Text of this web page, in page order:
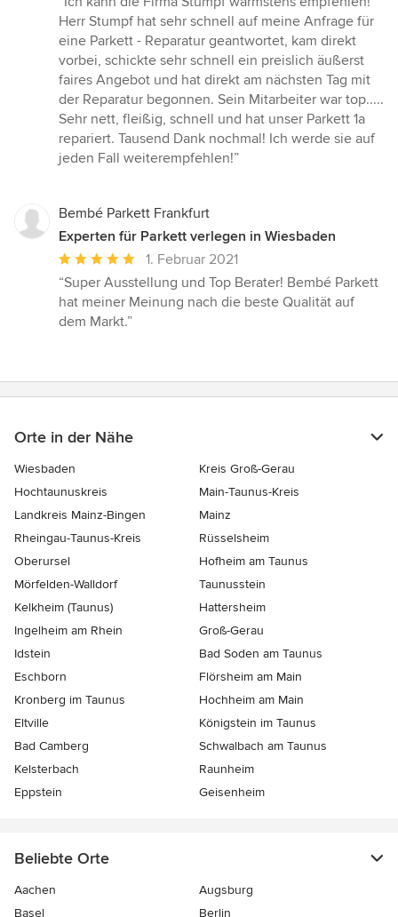
5
von
5
Sternen
Herr Stumpf hat sehr schnell auf meine Anfrage für
eine Parkett - Reparatur geantwortet, kam direkt
vorbei, schickte sehr schnell ein preislich äußerst
faires Angebot und hat direkt am nächsten Tag mit
der Reparatur begonnen. Sein Mitarbeiter war top.....
Sehr nett, fleißig, schnell und hat unser Parkett 1a
repariert. Tausend Dank nochmal! Ich werde sie auf
jeden Fall weiterempfehlen!”
Bembé Parkett Frankfurt
Experten für Parkett verlegen in Wiesbaden
Durchschnittliche
Bewertung:
5
von
1. Februar 2021
“Super Ausstellung und Top Berater! Bembé Parkett
hat meiner Meinung nach die beste Qualität auf
dem Markt.”
Orte in der Nähe
Wiesbaden
Kreis Groß-Gerau
Hochtaunuskreis
Main-Taunus-Kreis
Landkreis Mainz-Bingen
Mainz
Rheingau-Taunus-Kreis
Rüsselsheim
Oberursel
Hofheim am Taunus
Mörfelden-Walldorf
Taunusstein
Kelkheim (Taunus)
Hattersheim
Ingelheim am Rhein
Groß-Gerau
Idstein
Bad Soden am Taunus
Eschborn
Flörsheim am Main
Kronberg im Taunus
Hochheim am Main
Eltville
Königstein im Taunus
Bad Camberg
Schwalbach am Taunus
Kelsterbach
Raunheim
Eppstein
Geisenheim
Beliebte Orte
Aachen
Augsburg
Basel
Berlin